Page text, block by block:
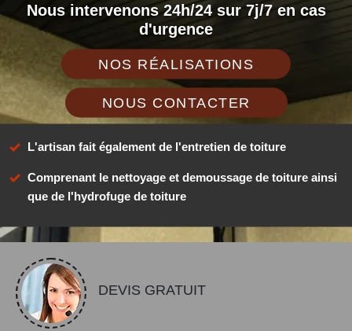
Nous intervenons 24h/24 sur 7j/7 en cas
d'urgence
NOS RÉALISATIONS
NOUS CONTACTER
L'artisan fait également de l'entretien de toiture
Comprenant le nettoyage et demoussage de toiture ainsi
que de l'hydrofuge de toiture
DEVIS GRATUIT